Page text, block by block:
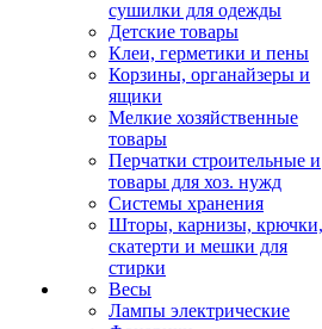
сушилки для одежды
Детские товары
Клеи, герметики и пены
Корзины, органайзеры и
ящики
Мелкие хозяйственные
товары
Перчатки строительные и
товары для хоз. нужд
Системы хранения
Шторы, карнизы, крючки,
скатерти и мешки для
стирки
Весы
Лампы электрические